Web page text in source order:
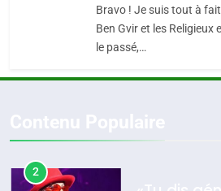
2025,
FIÈRE,
Bravo ! Je suis tout à
Ben Gvir et les
le passé,…
Azilal
du terroir
DAFINA MAROC
Oeil
2